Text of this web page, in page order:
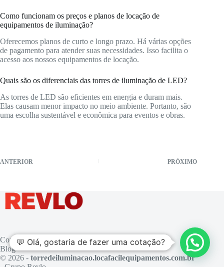
Como funcionam os preços e planos de locação de
equipamentos de iluminação?
Oferecemos planos de curto e longo prazo. Há várias opções
de pagamento para atender suas necessidades. Isso facilita o
acesso aos nossos equipamentos de locação.
Quais são os diferenciais das torres de iluminação de LED?
As torres de LED são eficientes em energia e duram mais.
Elas causam menor impacto no meio ambiente. Portanto, são
uma escolha sustentável e econômica para eventos e obras.
ANTERIOR PRÓXIMO
Contato
Blog
© 2026 - torredeiluminacao.locafacilequipamentos.com.br
💬 Olá, gostaria de fazer uma cotação?